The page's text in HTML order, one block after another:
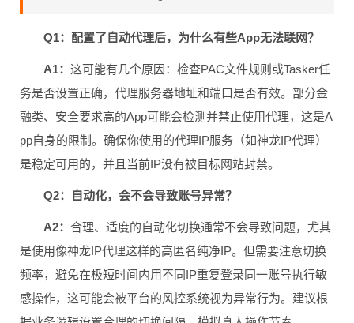
Q1：配置了自动代理后，为什么有些App无法联网？
A1： 这可能有几个原因：检查PAC文件规则或Tasker任
务是否设置正确，代理服务器地址和端口是否有效。部分金
融类、安全要求高的App可能会检测并禁止使用代理，这是A
pp自身的限制。确保你使用的代理IP服务（如神龙IP代理）
是稳定可用的，并且当前IP没有被目标网站封禁。
Q2：自动化，会不会导致账号异常？
A2： 合理、适度的自动化切换通常不会导致问题，尤其
是使用像神龙IP代理这样的高匿名纯净IP。但需要注意切换
频率，避免在极短时间内用不同IP重复登录同一账号执行敏
感操作，这可能会被平台的风控系统视为异常行为。建议根